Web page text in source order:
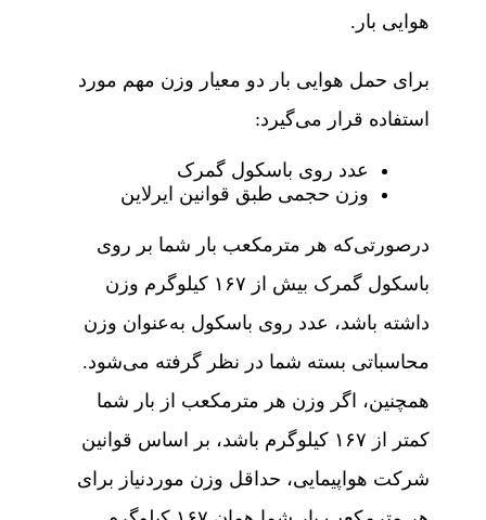
هوایی بار.
برای حمل هوایی بار دو معیار وزن مهم مورد
استفاده قرار می‌گیرد:
عدد روی باسکول گمرک
وزن حجمی طبق قوانین ایرلاین
درصورتی‌که هر مترمکعب بار شما بر روی
باسکول گمرک بیش از ۱۶۷ کیلوگرم وزن
داشته باشد، عدد روی باسکول به‌عنوان وزن
محاسباتی بسته شما در نظر گرفته می‌شود.
همچنین، اگر وزن هر مترمکعب از بار شما
کمتر از ۱۶۷ کیلوگرم باشد، بر اساس قوانین
شرکت هواپیمایی، حداقل وزن موردنیاز برای